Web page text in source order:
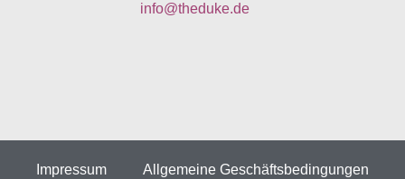
info@theduke.de
Impressum Allgemeine Geschäftsbedingungen